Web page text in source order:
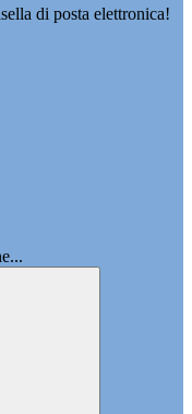
di posta elettronica!